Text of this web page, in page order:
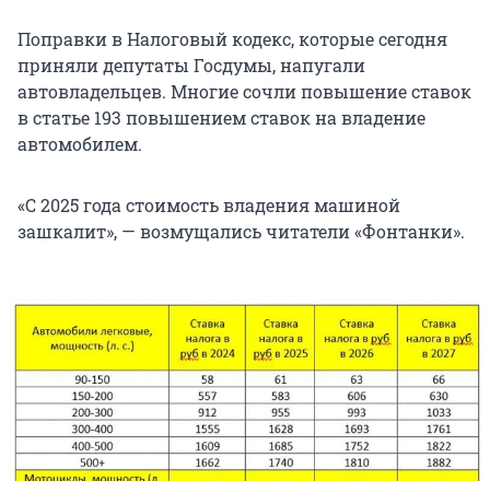
Поправки в Налоговый кодекс, которые сегодня
приняли депутаты Госдумы, напугали
автовладельцев. Многие сочли повышение ставок
в статье 193 повышением ставок на владение
автомобилем.
«С 2025 года стоимость владения машиной
зашкалит», — возмущались читатели «Фонтанки».